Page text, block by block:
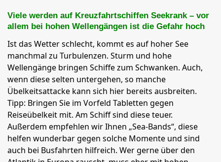
Viele werden auf Kreuzfahrtschiffen Seekrank – vor
allem bei hohen Wellengängen ist die Gefahr hoch
Ist das Wetter schlecht, kommt es auf hoher See
manchmal zu Turbulenzen. Sturm und hohe
Wellengänge bringen Schiffe zum Schwanken. Auch,
wenn diese selten untergehen, so manche
Übelkeitsattacke kann sich hier bereits ausbreiten.
Tipp: Bringen Sie im Vorfeld Tabletten gegen
Reiseübelkeit mit. Am Schiff sind diese teuer.
Außerdem empfehlen wir Ihnen „Sea-Bands“, diese
helfen wunderbar gegen solche Momente und sind
auch bei Busfahrten hilfreich. Wer gerne über den